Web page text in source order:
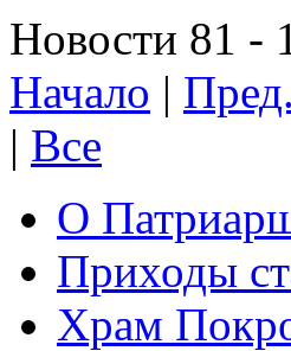
Новости 81 -
Начало | Пред.
| Все
О
Приходы
Храм